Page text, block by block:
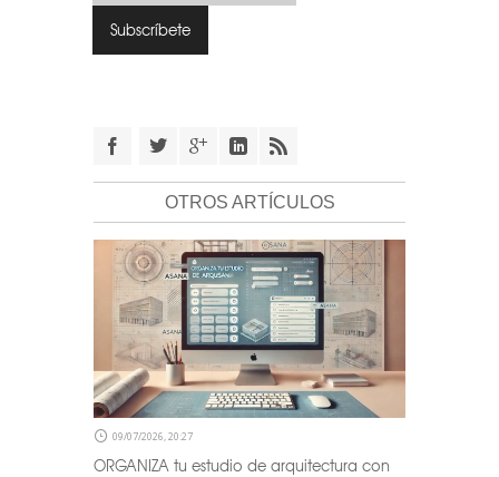
OTROS ARTÍCULOS
09/07/2026, 20:27
ORGANIZA tu estudio de arquitectura con